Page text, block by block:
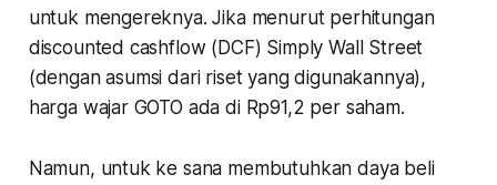
untuk mengereknya. Jika menurut perhitungan
discounted cashflow (DCF) Simply Wall Street
(dengan asumsi dari riset yang digunakannya),
harga wajar GOTO ada di Rp91,2 per saham.
Namun, untuk ke sana membutuhkan daya beli